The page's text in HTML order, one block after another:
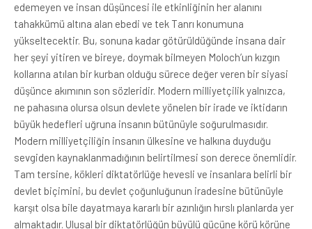
edemeyen ve insan düşüncesi ile etkinliğinin her alanını
tahakkümü altına alan ebedi ve tek Tanrı konumuna
yükseltecektir. Bu, sonuna kadar götürüldüğünde insana dair
her şeyi yitiren ve bireye, doymak bilmeyen Moloch’un kızgın
kollarına atılan bir kurban olduğu sürece değer veren bir siyasi
düşünce akımının son sözleridir. Modern milliyetçilik yalnızca,
ne pahasına olursa olsun devlete yönelen bir irade ve iktidarın
büyük hedefleri uğruna insanın bütünüyle soğurulmasıdır.
Modern milliyetçiliğin insanın ülkesine ve halkına duyduğu
sevgiden kaynaklanmadığının belirtilmesi son derece önemlidir.
Tam tersine, kökleri diktatörlüğe hevesli ve insanlara belirli bir
devlet biçimini, bu devlet çoğunluğunun iradesine bütünüyle
karşıt olsa bile dayatmaya kararlı bir azınlığın hırslı planlarda yer
almaktadır. Ulusal bir diktatörlüğün büyülü gücüne körü körüne